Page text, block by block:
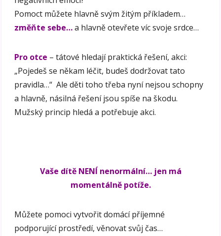
Pomoct můžete hlavně svým žitým příkladem…
změňte sebe…a hlavně otevřete víc svoje srdce…
Pro otce – tátové hledají praktická řešení, akci:
„Pojedeš se někam léčit, budeš dodržovat tato
pravidla…“ Ale děti toho třeba nyní nejsou schopny
a hlavně, násilná řešení jsou spíše na škodu.
Mužský princip hledá a potřebuje akci.
Vaše dítě NENÍ nenormální… jen má
momentálně potíže.
Můžete pomoci vytvořit domácí příjemné
podporující prostředí, věnovat svůj čas…